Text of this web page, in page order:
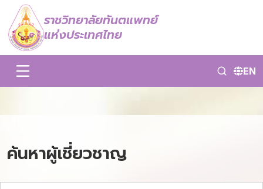
ราชวิทยาลัยทันตแพทย์
แห่งประเทศไทย
EN
ค้นหาผู้เชี่ยวชาญ